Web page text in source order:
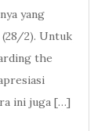
yang
2). Untuk
the
ini juga […]